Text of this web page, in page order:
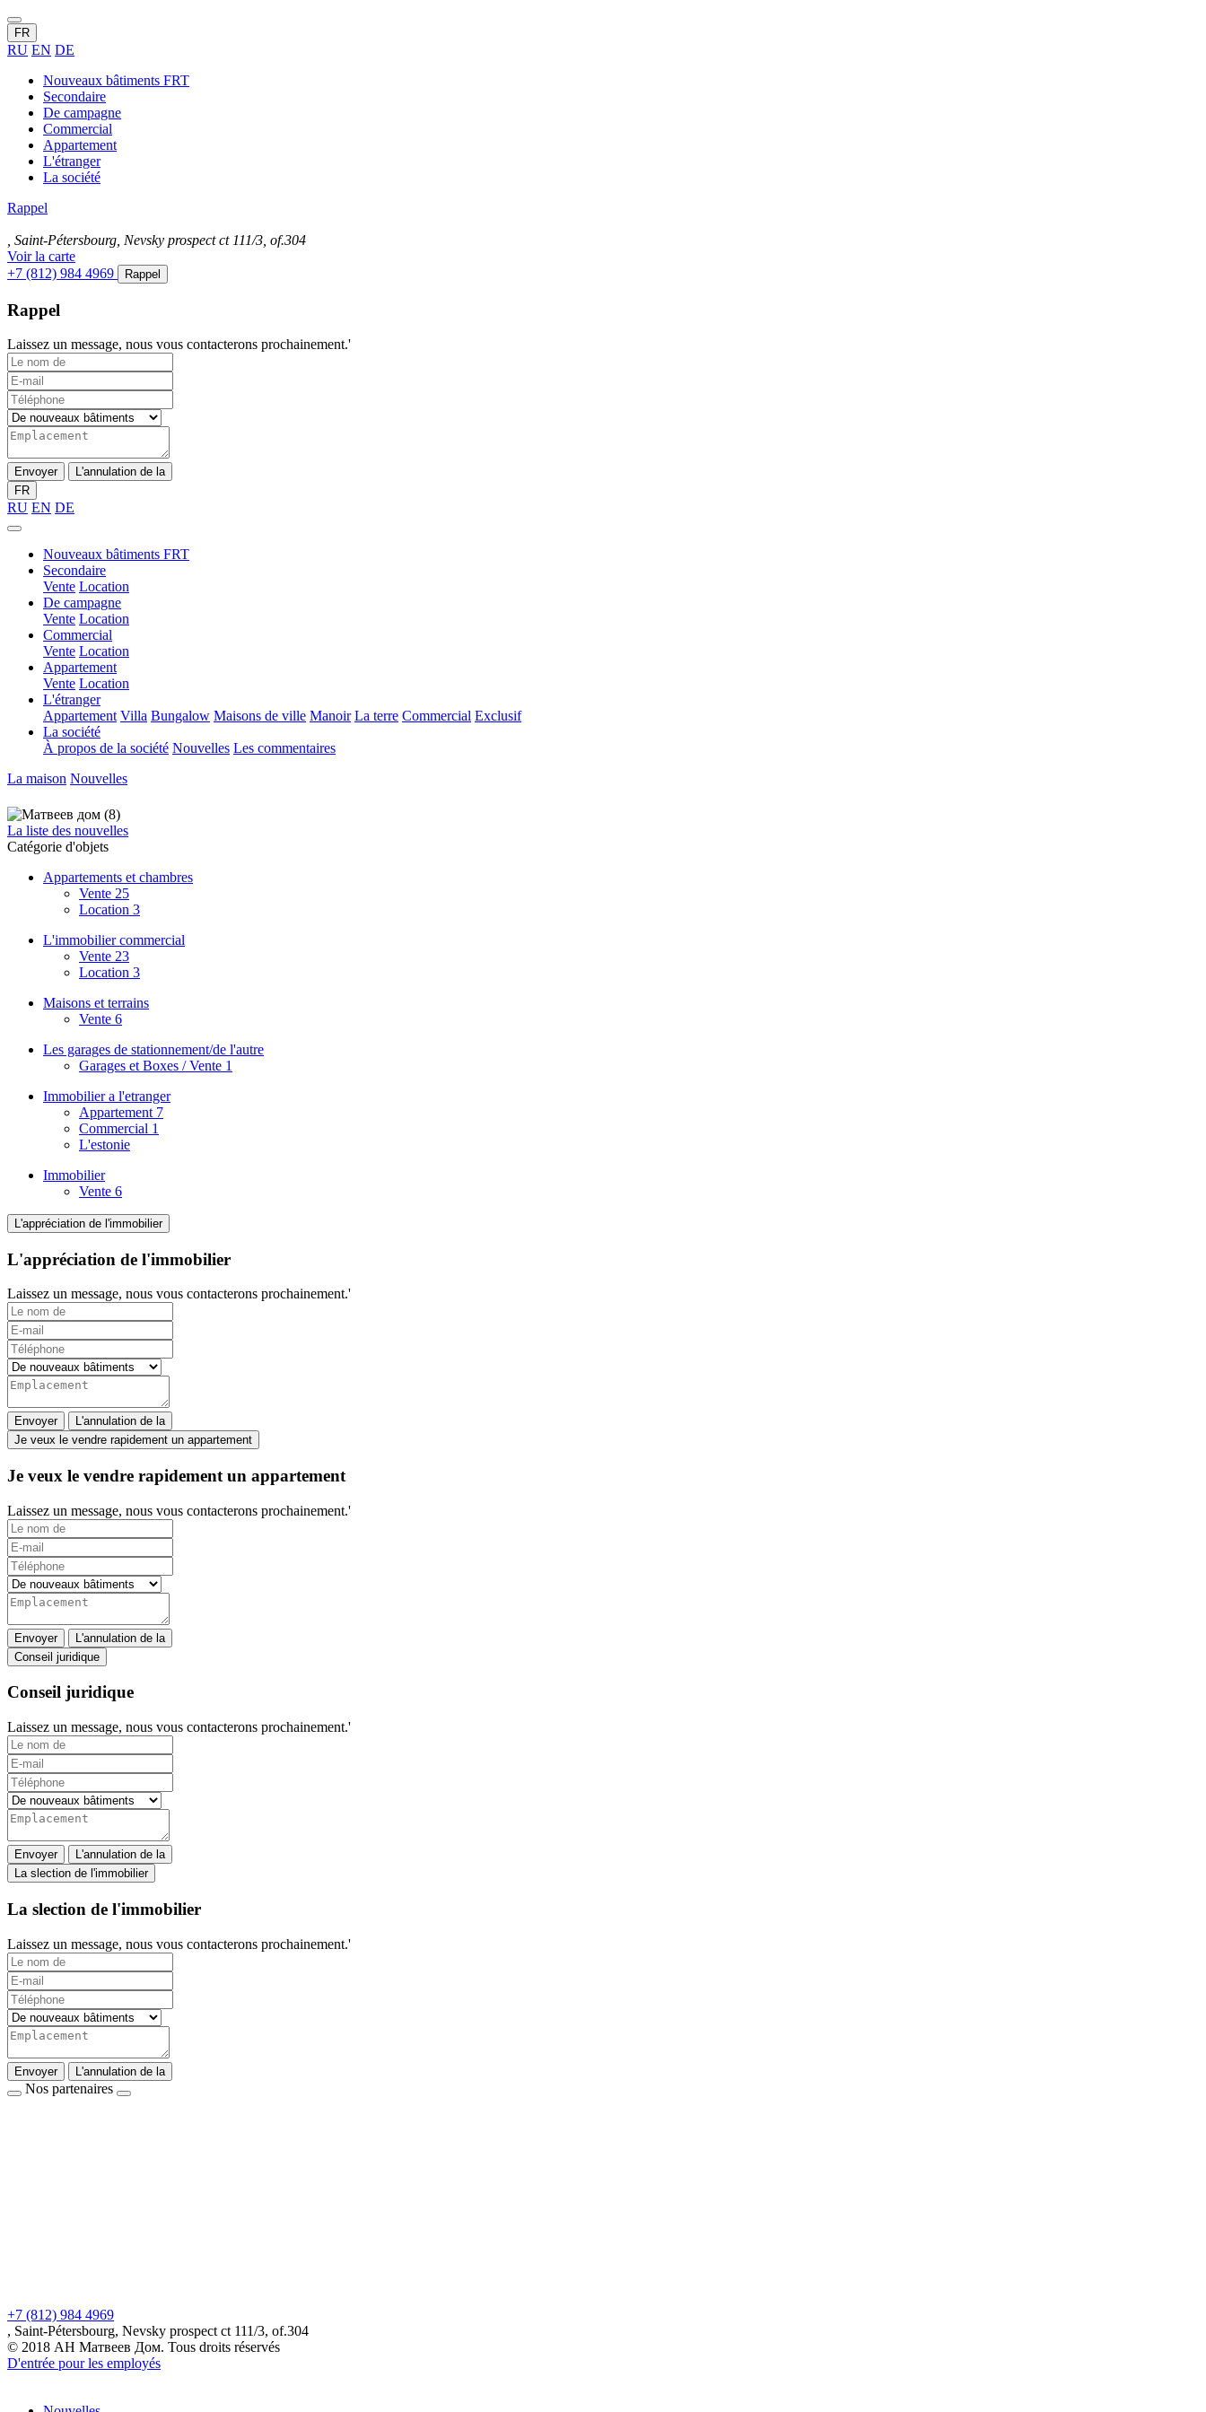
FR
RU EN DE
Nouveaux bâtiments FRT
Secondaire
De campagne
Commercial
Appartement
L'étranger
La société
Rappel
, Saint-Pétersbourg, Nevsky prospect ct 111/3, of.304
Voir la carte
+7 (812) 984 4969
Rappel
Rappel
Laissez un message, nous vous contacterons prochainement.'
Envoyer
L'annulation de la
FR
RU EN DE
Nouveaux bâtiments FRT
Secondaire
Vente Location
De campagne
Vente Location
Commercial
Vente Location
Appartement
Vente Location
L'étranger
Appartement Villa Bungalow Maisons de ville Manoir La terre Commercial Exclusif
La société
À propos de la société Nouvelles Les commentaires
La maison Nouvelles
La liste des nouvelles
Catégorie d'objets
Appartements et chambres
Vente 25
Location 3
L'immobilier commercial
Vente 23
Location 3
Maisons et terrains
Vente 6
Les garages de stationnement/de l'autre
Garages et Boxes / Vente 1
Immobilier a l'etranger
Appartement 7
Commercial 1
L'estonie
Immobilier
Vente 6
L'appréciation de l'immobilier
L'appréciation de l'immobilier
Laissez un message, nous vous contacterons prochainement.'
Envoyer
L'annulation de la
Je veux le vendre rapidement un appartement
Je veux le vendre rapidement un appartement
Laissez un message, nous vous contacterons prochainement.'
Envoyer
L'annulation de la
Conseil juridique
Conseil juridique
Laissez un message, nous vous contacterons prochainement.'
Envoyer
L'annulation de la
La slection de l'immobilier
La slection de l'immobilier
Laissez un message, nous vous contacterons prochainement.'
Envoyer L'annulation de la
Nos partenaires
+7 (812) 984 4969
, Saint-Pétersbourg, Nevsky prospect ct 111/3, of.304
© 2018 АН Матвеев Дом. Tous droits réservés
D'entrée pour les employés